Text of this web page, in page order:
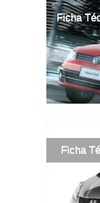
Ficha
Ficha